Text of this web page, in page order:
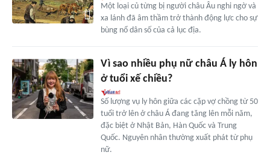
Một loại củ từng bị người châu Âu nghi ngờ và
xa lánh đã âm thầm trở thành động lực cho sự
bùng nổ dân số của cả lục địa.
Vì sao nhiều phụ nữ châu Á ly hôn
ở tuổi xế chiều?
Số lượng vụ ly hôn giữa các cặp vợ chồng từ 50
tuổi trở lên ở châu Á đang tăng lên mỗi năm,
đặc biệt ở Nhật Bản, Hàn Quốc và Trung
Quốc. Nguyên nhân thường xuất phát từ phụ
nữ.